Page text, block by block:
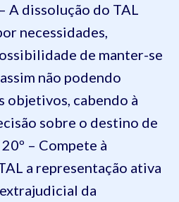
A dissolução do TAL
necessidades,
de manter-se
não podendo
objetivos, cabendo à
sobre o destino de
– Compete à
a representação ativa
da